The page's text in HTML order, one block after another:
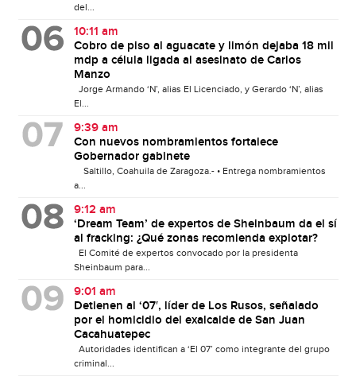
del...
10:11 am
Cobro de piso al aguacate y limón dejaba 18 mil
mdp a célula ligada al asesinato de Carlos
Manzo
Jorge Armando ‘N’, alias El Licenciado, y Gerardo ‘N’, alias
El...
9:39 am
Con nuevos nombramientos fortalece
Gobernador gabinete
Saltillo, Coahuila de Zaragoza.- • Entrega nombramientos
a...
9:12 am
‘Dream Team’ de expertos de Sheinbaum da el sí
al fracking: ¿Qué zonas recomienda explotar?
El Comité de expertos convocado por la presidenta
Sheinbaum para...
9:01 am
Detienen al ‘07′, líder de Los Rusos, señalado
por el homicidio del exalcalde de San Juan
Cacahuatepec
Autoridades identifican a ‘El 07’ como integrante del grupo
criminal...